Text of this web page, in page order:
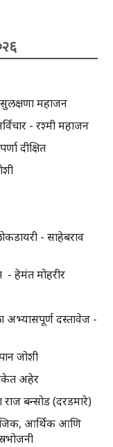
महाजन
- रश्मी महाजन
दीक्षित
- साहेबराव
- हेमंत मोहरीर
अभ्यासपूर्ण दस्तावेज -
जोशी
अहेर
बन्सोड (दरडमारे)
आर्थिक आणि